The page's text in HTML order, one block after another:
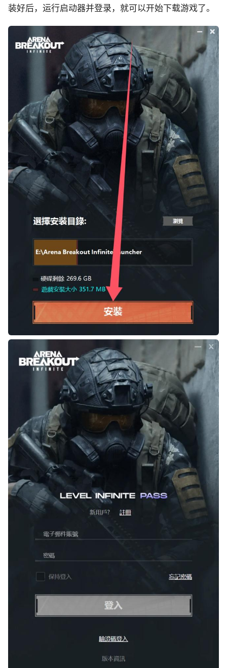
装好后，运行启动器并登录，就可以开始下载游戏了。